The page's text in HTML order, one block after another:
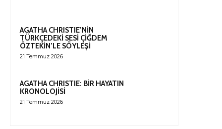
AGATHA CHRISTIE’NİN
TÜRKÇEDEKİ SESİ ÇİĞDEM
ÖZTEKİN’LE SÖYLEŞİ
21 Temmuz 2026
AGATHA CHRISTIE: BİR HAYATIN
KRONOLOJİSİ
21 Temmuz 2026